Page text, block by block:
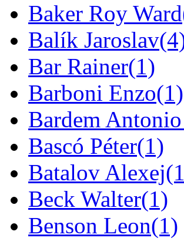
Baker Roy Ward
Balík Jaroslav
Bar Rainer(1)
Barboni Enzo(1)
Bardem Antonio
Bascó Péter(1)
Batalov Alexej
Beck Walter(1)
Benson Leon(1)